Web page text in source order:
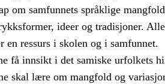
om samfunnets språklige
ideer og tradisjoner.
en ressurs i skolen og i samfunnet.
få innsikt i det samiske urfolkets
skal lære om mangfold og